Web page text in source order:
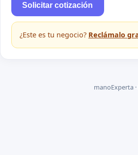
Solicitar cotización
¿Este es tu negocio? Reclámalo
manoExperta